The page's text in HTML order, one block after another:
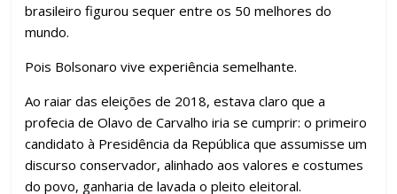
brasileiro figurou sequer entre os 50 melhores do
mundo.
Pois Bolsonaro vive experiência semelhante.
Ao raiar das eleições de 2018, estava claro que a
profecia de Olavo de Carvalho iria se cumprir: o primeiro
candidato à Presidência da República que assumisse um
discurso conservador, alinhado aos valores e costumes
do povo, ganharia de lavada o pleito eleitoral.